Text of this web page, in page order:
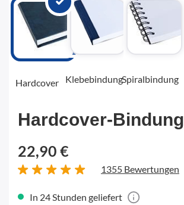
Hardcover KlebebindungSpiralbindung
Hardcover-Bindung
22,90 €
1355 Bewertungen
In 24 Stunden geliefert